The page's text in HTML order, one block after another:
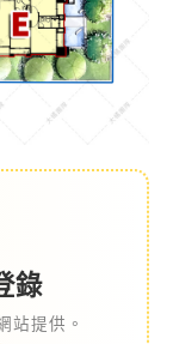
錄
站提供。